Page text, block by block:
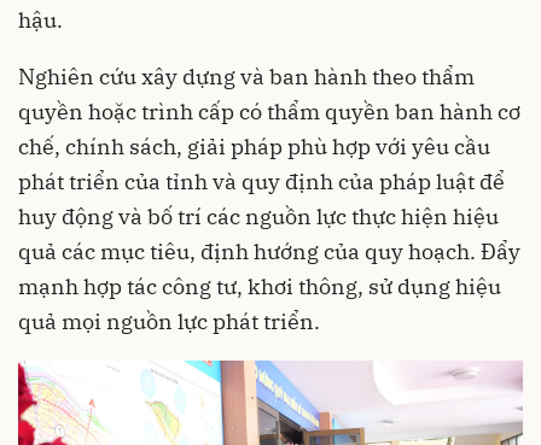
hậu.
Nghiên cứu xây dựng và ban hành theo thẩm
quyền hoặc trình cấp có thẩm quyền ban hành cơ
chế, chính sách, giải pháp phù hợp với yêu cầu
phát triển của tỉnh và quy định của pháp luật để
huy động và bố trí các nguồn lực thực hiện hiệu
quả các mục tiêu, định hướng của quy hoạch. Đẩy
mạnh hợp tác công tư, khơi thông, sử dụng hiệu
quả mọi nguồn lực phát triển.